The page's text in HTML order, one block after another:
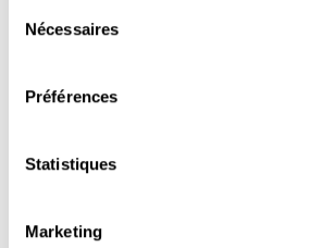
Nécessaires
Préférences
Statistiques
Marketing
L'aventure continue avec le lancement
production dédiée aux formats
œufs. Cette dynamique s'est
lancement de nos premières gammes